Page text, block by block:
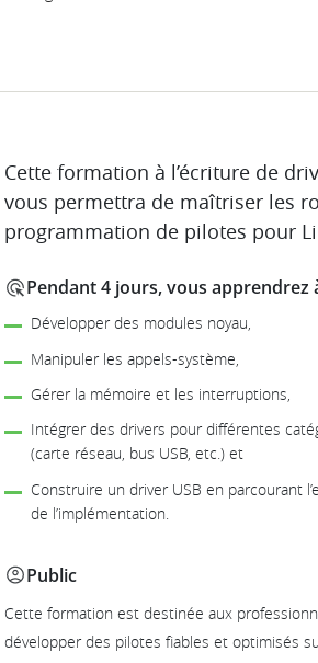
DESCRIPTION
Cette formation à l’écriture de
vous permettra de maîtriser les
programmation de pilotes pour
Pendant 4 jours, vous apprendrez
Développer des modules noyau,
Manipuler les appels-système,
Gérer la mémoire et les interruptions,
Intégrer des drivers pour différentes
(carte réseau, bus USB, etc.) et
Construire un driver USB en parcourant
de l’implémentation.
Public
Cette formation est destinée aux
développer des pilotes fiables et optimisés